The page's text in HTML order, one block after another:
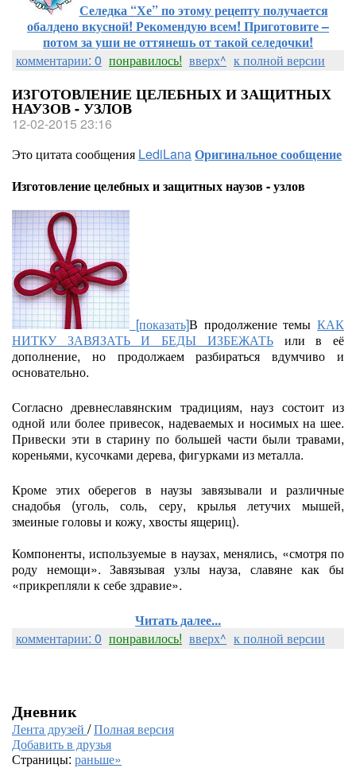
Селедка “Хе” по этому рецепту получается
обалдено вкусной! Рекомендую всем! Приготовите –
потом за уши не оттянешь от такой селедочки!
комментарии: 0 понравилось! вверх^ к полной версии
ИЗГОТОВЛЕНИЕ ЦЕЛЕБНЫХ И ЗАЩИТНЫХ
НАУЗОВ - УЗЛОВ
12-02-2015 23:16
Это цитата сообщения LediLanaОригинальное сообщение
Изготовление целебных и защитных наузов - узлов
[показать]В продолжение темы КАК
НИТКУ ЗАВЯЗАТЬ И БЕДЫ ИЗБЕЖАТЬили в её
дополнение, но продолжаем разбираться вдумчиво и
основательно.
Согласно древнеславянским традициям, науз состоит из
одной или более привесок, надеваемых и носимых на шее.
Привески эти в старину по большей части были травами,
кореньями, кусочками дерева, фигурками из металла.
Кроме этих оберегов в наузы завязывали и различные
снадобья (уголь, соль, серу, крылья летучих мышей,
змеиные головы и кожу, хвосты ящериц).
Компоненты, используемые в наузах, менялись, «смотря по
роду немощи». Завязывая узлы науза, славяне как бы
«прикрепляли к себе здравие».
Читать далее...
комментарии: 0 понравилось! вверх^ к полной версии
Дневник
Лента друзей /Полная версия
Добавить в друзья
Страницы: раньше»